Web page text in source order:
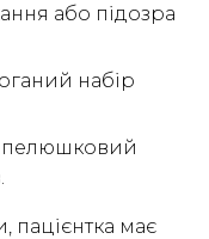
або підозра
набір
пелюшковий
пацієнтка має